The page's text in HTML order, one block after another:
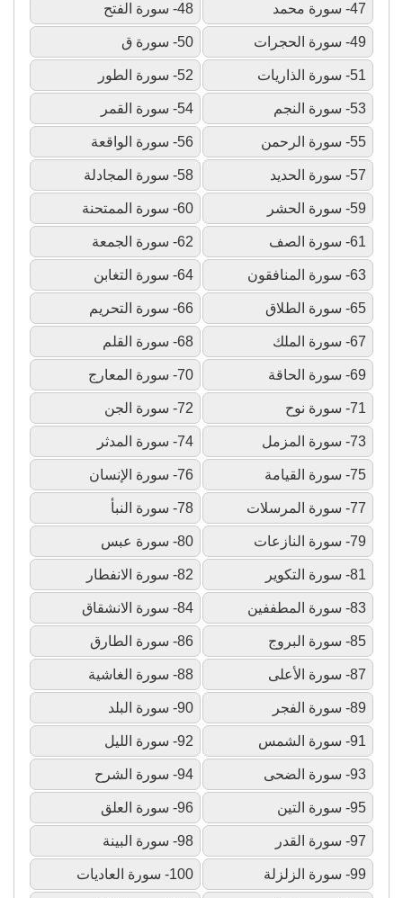
47- سورة محمد 48- سورة الفتح
49- سورة الحجرات 50- سورة ق
51- سورة الذاريات 52- سورة الطور
53- سورة النجم 54- سورة القمر
55- سورة الرحمن 56- سورة الواقعة
57- سورة الحديد 58- سورة المجادلة
59- سورة الحشر 60- سورة الممتحنة
61- سورة الصف 62- سورة الجمعة
63- سورة المنافقون 64- سورة التغابن
65- سورة الطلاق 66- سورة التحريم
67- سورة الملك 68- سورة القلم
69- سورة الحاقة 70- سورة المعارج
71- سورة نوح 72- سورة الجن
73- سورة المزمل 74- سورة المدثر
75- سورة القيامة 76- سورة الإنسان
77- سورة المرسلات 78- سورة النبأ
79- سورة النازعات 80- سورة عبس
81- سورة التكوير 82- سورة الانفطار
83- سورة المطففين 84- سورة الانشقاق
85- سورة البروج 86- سورة الطارق
87- سورة الأعلى 88- سورة الغاشية
89- سورة الفجر 90- سورة البلد
91- سورة الشمس 92- سورة الليل
93- سورة الضحى 94- سورة الشرح
95- سورة التين 96- سورة العلق
97- سورة القدر 98- سورة البينة
99- سورة الزلزلة 100- سورة العاديات